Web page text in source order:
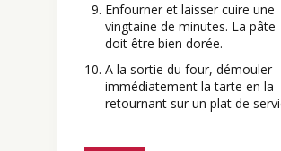
Enfourner et laisser cuire une
vingtaine de minutes. La pâte
doit être bien dorée.
A la sortie du four, démouler
immédiatement la tarte en la
retournant sur un plat de